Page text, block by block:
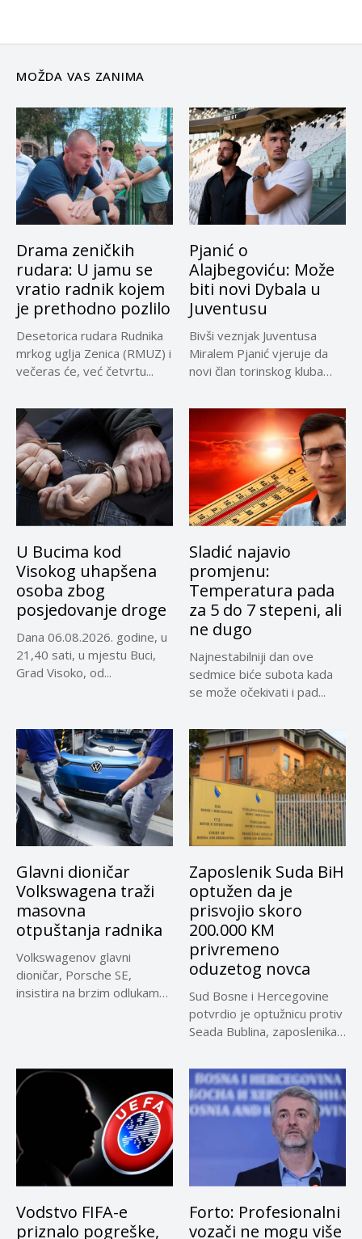
MOŽDA VAS ZANIMA
Drama zeničkih
rudara: U jamu se
vratio radnik kojem
je prethodno pozlilo
Desetorica rudara Rudnika
mrkog uglja Zenica (RMUZ) i
večeras će, već četvrtu...
Pjanić o
Alajbegoviću: Može
biti novi Dybala u
Juventusu
Bivši veznjak Juventusa
Miralem Pjanić vjeruje da
novi član torinskog kluba
U Bucima kod
Visokog uhapšena
osoba zbog
posjedovanje droge
Dana 06.08.2026. godine, u
21,40 sati, u mjestu Buci,
Grad Visoko, od...
Sladić najavio
promjenu:
Temperatura pada
za 5 do 7 stepeni, ali
ne dugo
Najnestabilniji dan ove
sedmice biće subota kada
se može očekivati i pad...
Glavni dioničar
Volkswagena traži
masovna
otpuštanja radnika
Volkswagenov glavni
dioničar, Porsche SE,
insistira na brzim odlukama
Zaposlenik Suda BiH
optužen da je
prisvojio skoro
200.000 KM
privremeno
oduzetog novca
Sud Bosne i Hercegovine
potvrdio je optužnicu protiv
Seada Bublina, zaposlenika
Vodstvo FIFA-e
priznalo pogreške,
Forto: Profesionalni
vozači ne mogu više